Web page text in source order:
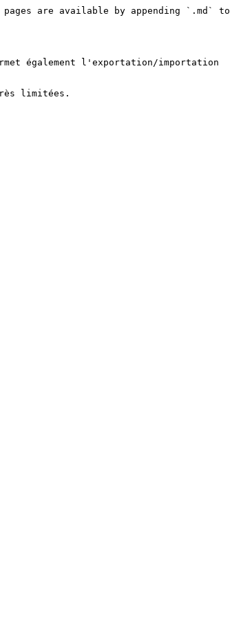
are available by appending `.md` to
également l'exportation/importation
limitées.